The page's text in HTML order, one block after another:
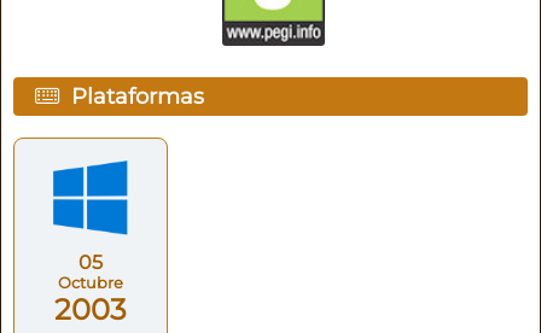
Plataformas
05
Octubre
2003